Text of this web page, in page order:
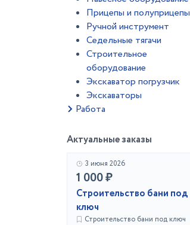
Прицепы и полуприцепы
Ручной инструмент
Седельные тягачи
Строительное
оборудование
Экскаватор погрузчик
Экскаваторы
Работа
Актуальные заказы
3 июня 2026
1 000 ₽
Строительство бани под
ключ
Строительство бани под ключ